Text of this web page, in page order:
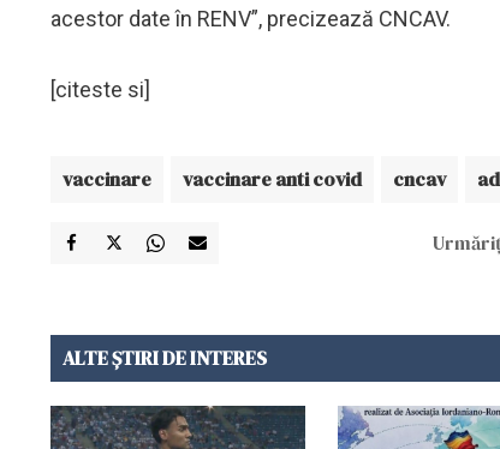
acestor date în RENV”, precizează CNCAV.
[citeste si]
vaccinare vaccinare anti covid cncav
ALTE ȘTIRI DE INTERES